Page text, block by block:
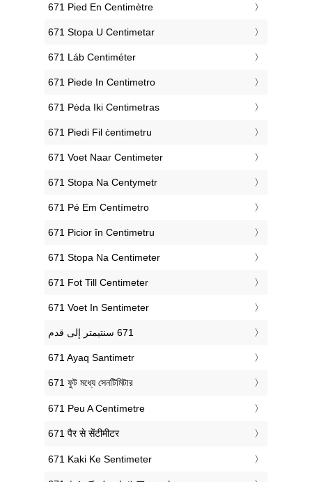
‎671 Pied En Centimètre
‎671 Stopa U Centimetar
‎671 Láb Centiméter
‎671 Piede In Centimetro
‎671 Pėda Iki Centimetras
‎671 Piedi Fil ċentimetru
‎671 Voet Naar Centimeter
‎671 Stopa Na Centymetr
‎671 Pé Em Centímetro
‎671 Picior în Centimetru
‎671 Stopa Na Centimeter
‎671 Fot Till Centimeter
‎671 Voet In Sentimeter
‎671 Ayaq Santimetr
‎671 ফুট মধ্যে সেনটিমিটার
‎671 Peu A Centímetre
‎671 पैर से सेंटीमीटर
‎671 Kaki Ke Sentimeter